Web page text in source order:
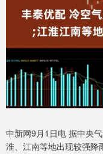
中新网9月1日电 据中央
淮、江南等地出现较强降